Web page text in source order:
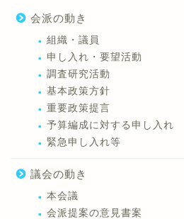
会派の動き
組織・議員
申し入れ・要望活動
調査研究活動
基本政策方針
重要政策提言
予算編成に対する申し入れ
緊急申し入れ等
議会の動き
本会議
会派提案の意見書案